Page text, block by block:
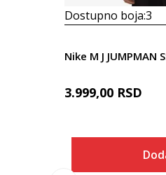
Dostupno boja:3
Nike M J JUMPMAN
3.999,00 RSD